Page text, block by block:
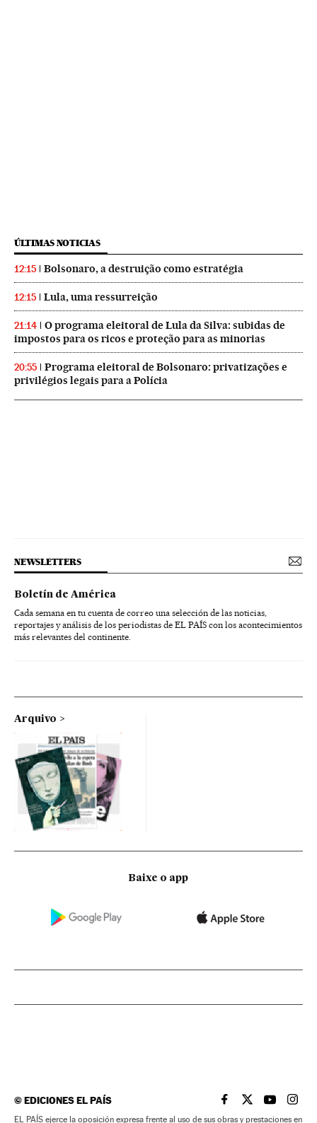
ÚLTIMAS NOTICIAS
12:15 Bolsonaro, a destruição como estratégia
12:15 Lula, uma ressurreição
21:14
O programa eleitoral de Lula da Silva: subidas de
impostos para os ricos e proteção para as minorias
20:55
Programa eleitoral de Bolsonaro: privatizações e
privilégios legais para a Polícia
NEWSLETTERS
Boletín de América
Cada semana en tu cuenta de correo una selección de las noticias,
reportajes y análisis de los periodistas de EL PAÍS con los acontecimientos
más relevantes del continente.
Arquivo
Baixe o app
©EDICIONES EL PAÍS EL PAÍS BRASIL EN
EL PAÍSEL PAÍS
EL
EL PAÍS ejerce la oposición expresa frente al uso de sus obras y prestaciones en